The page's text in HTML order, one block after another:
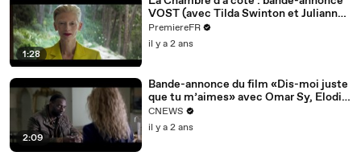
1:28
VOST (avec Tilda Swinton et Julianne
Moore)
PremiereFR
il y a 2 ans
2:09
Bande-annonce du film «Dis-moi juste
que tu m’aimes» avec Omar Sy, Elodie
Bouchez, Vanessa Paradis, et José
Garcia
CNEWS
il y a 2 ans